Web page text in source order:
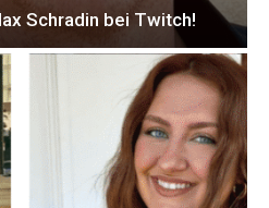
Schradin bei Twitch!